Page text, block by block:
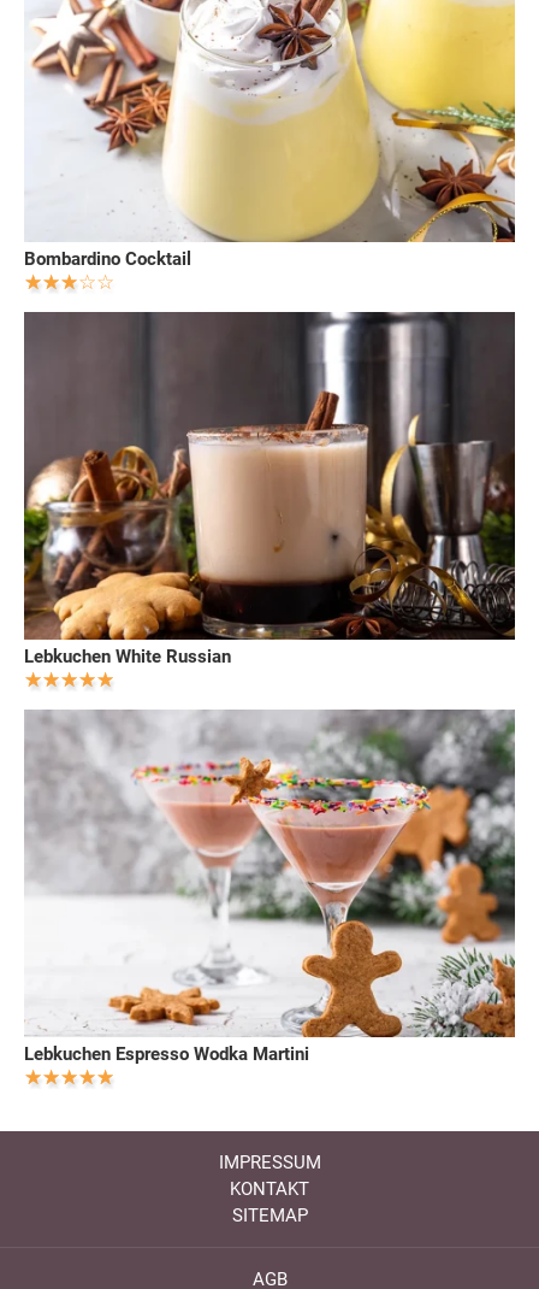
Bombardino Cocktail
Lebkuchen White Russian
Lebkuchen Espresso Wodka Martini
IMPRESSUM
KONTAKT
SITEMAP
AGB